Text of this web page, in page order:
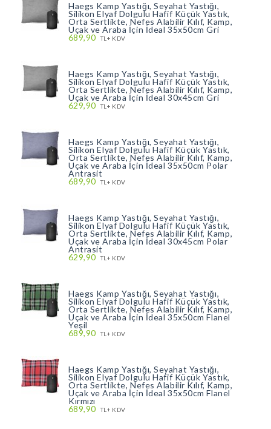
Haegs Kamp Yastığı, Seyahat Yastığı,
Silikon Elyaf Dolgulu Hafif Küçük Yastık,
Orta Sertlikte, Nefes Alabilir Kılıf, Kamp,
Uçak ve Araba İçin İdeal 35x50cm Gri
689,90 TL+ KDV
Haegs Kamp Yastığı, Seyahat Yastığı,
Silikon Elyaf Dolgulu Hafif Küçük Yastık,
Orta Sertlikte, Nefes Alabilir Kılıf, Kamp,
Uçak ve Araba İçin İdeal 30x45cm Gri
629,90 TL+ KDV
Haegs Kamp Yastığı, Seyahat Yastığı,
Silikon Elyaf Dolgulu Hafif Küçük Yastık,
Orta Sertlikte, Nefes Alabilir Kılıf, Kamp,
Uçak ve Araba İçin İdeal 35x50cm Polar
Antrasit
689,90 TL+ KDV
Haegs Kamp Yastığı, Seyahat Yastığı,
Silikon Elyaf Dolgulu Hafif Küçük Yastık,
Orta Sertlikte, Nefes Alabilir Kılıf, Kamp,
Uçak ve Araba İçin İdeal 30x45cm Polar
Antrasit
629,90 TL+ KDV
Haegs Kamp Yastığı, Seyahat Yastığı,
Silikon Elyaf Dolgulu Hafif Küçük Yastık,
Orta Sertlikte, Nefes Alabilir Kılıf, Kamp,
Uçak ve Araba İçin İdeal 35x50cm Flanel
Yeşil
689,90 TL+ KDV
Haegs Kamp Yastığı, Seyahat Yastığı,
Silikon Elyaf Dolgulu Hafif Küçük Yastık,
Orta Sertlikte, Nefes Alabilir Kılıf, Kamp,
Uçak ve Araba İçin İdeal 35x50cm Flanel
Kırmızı
689,90 TL+ KDV